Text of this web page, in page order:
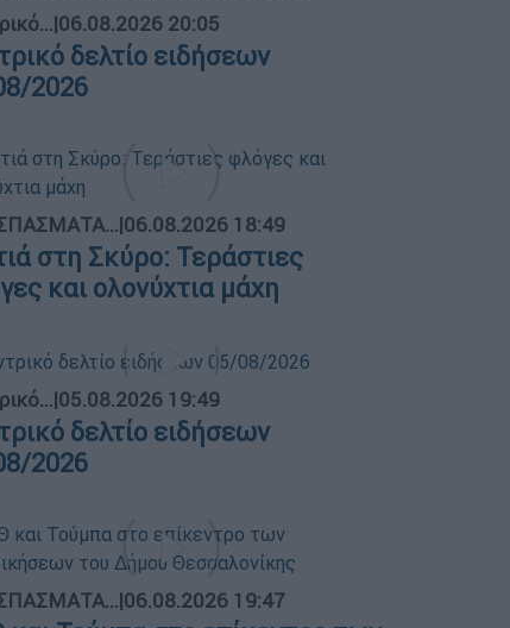
|06.08.2026 20:05
δελτίο ειδήσεων
2026
|06.08.2026 18:49
στη Σκύρο: Τεράστιες
και ολονύχτια μάχη
|05.08.2026 19:49
δελτίο ειδήσεων
2026
|06.08.2026 19:47